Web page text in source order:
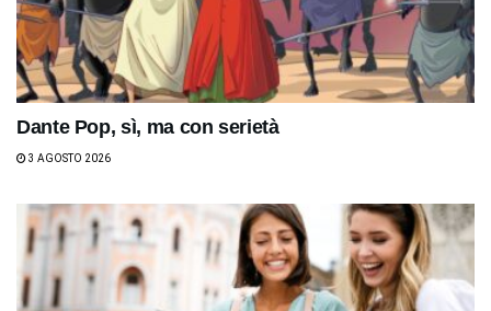
Dante Pop, sì, ma con serietà
3 AGOSTO 2026